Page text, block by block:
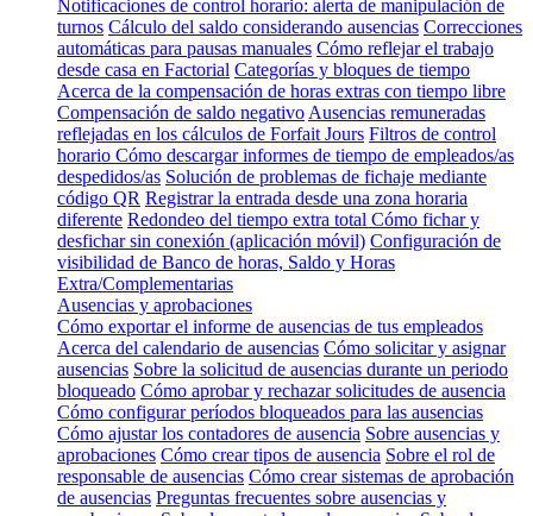
Notificaciones de control horario: alerta de manipulación de
turnos Cálculo del saldo considerando ausencias Correcciones
automáticas para pausas manuales Cómo reflejar el trabajo
desde casa en Factorial Categorías y bloques de tiempo
Acerca de la compensación de horas extras con tiempo libre
Compensación de saldo negativo Ausencias remuneradas
reflejadas en los cálculos de Forfait Jours Filtros de control
horario Cómo descargar informes de tiempo de empleados/as
despedidos/as Solución de problemas de fichaje mediante
código QR Registrar la entrada desde una zona horaria
diferente Redondeo del tiempo extra total Cómo fichar y
desfichar sin conexión (aplicación móvil) Configuración de
visibilidad de Banco de horas, Saldo y Horas
Extra/Complementarias
Ausencias y aprobaciones
Cómo exportar el informe de ausencias de tus empleados
Acerca del calendario de ausencias Cómo solicitar y asignar
ausencias Sobre la solicitud de ausencias durante un periodo
bloqueado Cómo aprobar y rechazar solicitudes de ausencia
Cómo configurar períodos bloqueados para las ausencias
Cómo ajustar los contadores de ausencia Sobre ausencias y
aprobaciones Cómo crear tipos de ausencia Sobre el rol de
responsable de ausencias Cómo crear sistemas de aprobación
de ausencias Preguntas frecuentes sobre ausencias y